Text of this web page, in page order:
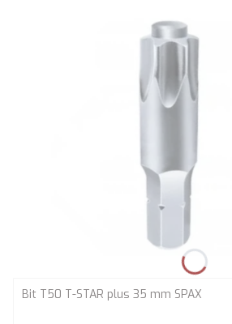
Bit T50 T-STAR plus 35 mm SPAX